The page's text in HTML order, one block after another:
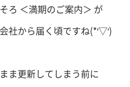
ろ ＜満期のご案内＞ が
社から届く頃ですね(*'▽')
ま更新してしまう前に